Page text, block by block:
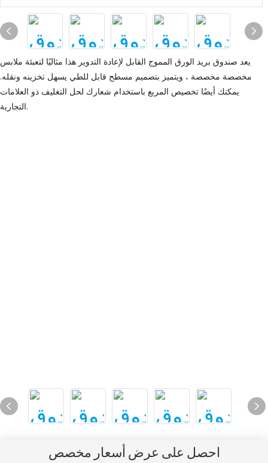
يعد صندوق بريد الورق المموج القابل لإعادة التدوير هذا مثاليًا لتعبئة ملابس
مخصصة مخصصة ، ويتميز بتصميم مسطح قابل للطي يسهل تخزينه ونقله.
يمكنك أيضًا تخصيص المربع باستخدام شعارك لحل التغليف ذو العلامات
التجارية.
احصل على عرض أسعار مخصص